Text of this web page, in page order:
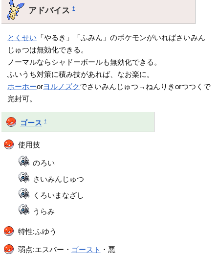
アドバイス†
とくせい 「やるき」「ふみん」のポケモンがいればさいみん
じゅつは無効化できる。
ノーマルならシャドーボールも無効化できる。
ふいうち対策に積み技があれば、なお楽に。
ホーホーorヨルノズクでさいみんじゅつ→ねんりきorつつくで
完封可。
ゴース †
使用技
のろい
さいみんじゅつ
くろいまなざし
うらみ
特性:ふゆう
弱点:エスパー・ ゴースト ・悪